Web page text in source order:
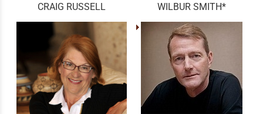
CRAIG RUSSELL WILBUR SMITH*